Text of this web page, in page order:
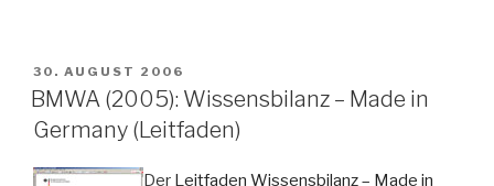
VERÖFFENTLICHT
AM
30. AUGUST 2006
BMWA (2005): Wissensbilanz – Made in
Germany (Leitfaden)
Der Leitfaden Wissensbilanz – Made in